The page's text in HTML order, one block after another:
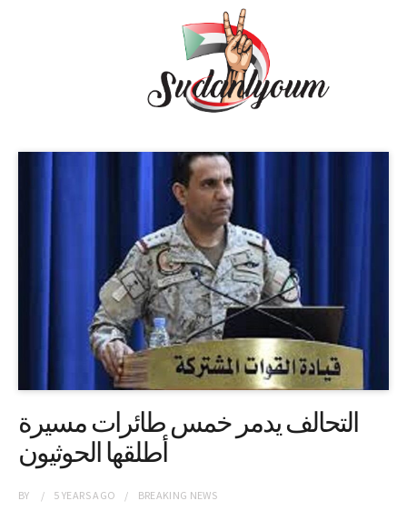
التحالف يدمر خمس طائرات مسيرة
أطلقها الحوثيون
BY 5 YEARSAGO BREAKING NEWS